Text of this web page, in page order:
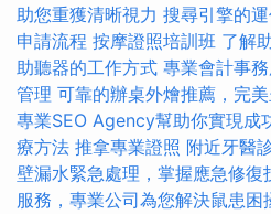
助您重獲清晰視力 搜尋引擎的
申請流程 按摩證照培訓班 了解
助聽器的工作方式 專業會計事
管理 可靠的辦桌外燴推薦，完
專業SEO Agency幫助你實現成
療方法 推拿專業證照 附近牙醫
壁漏水緊急處理，掌握應急修復
服務，專業公司為您解決鼠患困